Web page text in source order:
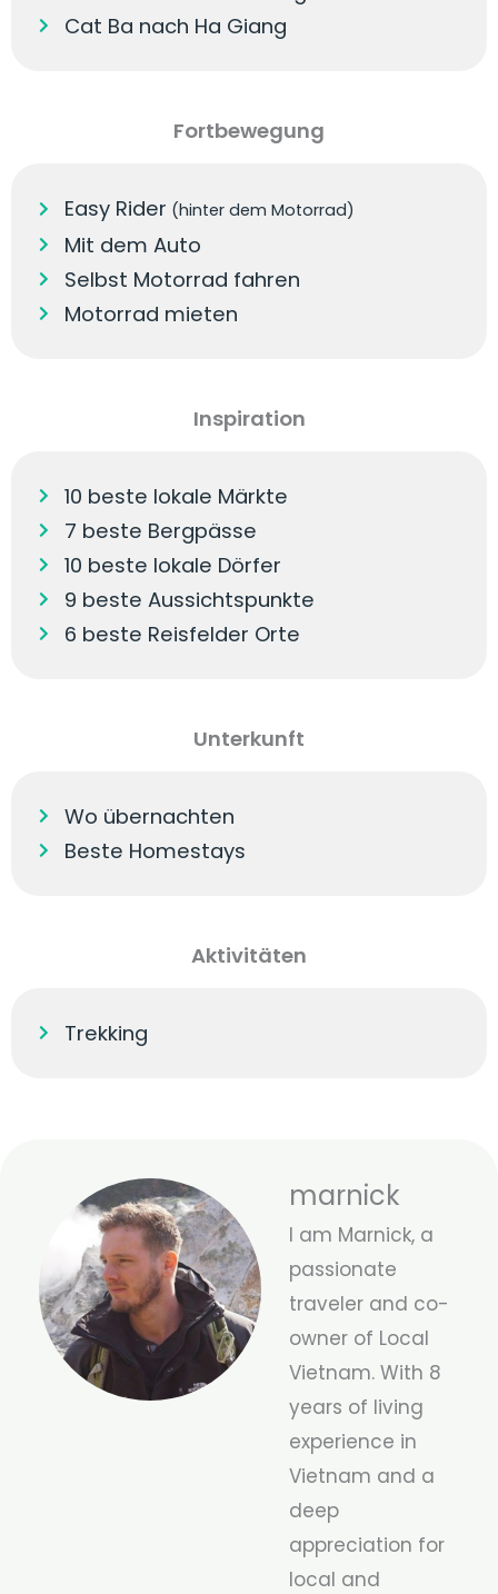
Cat Ba nach Ha Giang
Fortbewegung
Easy Rider (hinter dem Motorrad)
Mit dem Auto
Selbst Motorrad fahren
Motorrad mieten
Inspiration
10 beste lokale Märkte
7 beste Bergpässe
10 beste lokale Dörfer
9 beste Aussichtspunkte
6 beste Reisfelder Orte
Unterkunft
Wo übernachten
Beste Homestays
Aktivitäten
Trekking
marnick
I am Marnick, a
passionate
traveler and co-
owner of Local
Vietnam. With 8
years of living
experience in
Vietnam and a
deep
appreciation for
local and